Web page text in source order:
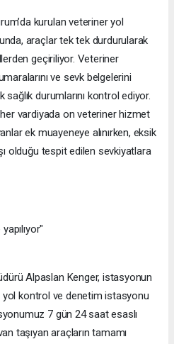
kurulan veteriner yol
araçlar tek tek durdurularak
geçiriliyor. Veteriner
ve sevk belgelerini
durumlarını kontrol ediyor.
vardiyada on veteriner hizmet
ek muayeneye alınırken, eksik
olduğu tespit edilen sevkiyatlara
Alpaslan Kenger, istasyonun
yol kontrol ve denetim istasyonu
7 gün 24 saat esaslı
taşıyan araçların tamamı